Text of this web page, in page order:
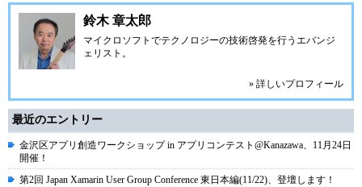
鈴木 章太郎
マイクロソフトでテクノロジーの技術啓発を行うエバンジ
ェリスト。
» 詳しいプロフィール
最近のエントリー
金沢区アプリ創造ワークショップ in アプリコンテスト@Kanazawa、11月24日
開催！
第2回 Japan Xamarin User Group Conference 東日本編(11/22)、登壇します！